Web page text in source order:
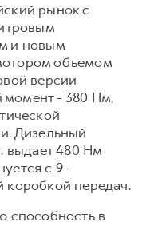
рынок с
и новым
объемом
версии
момент - 380 Нм,
Дизельный
выдает 480 Нм
с 9-
коробкой передач.
способность в